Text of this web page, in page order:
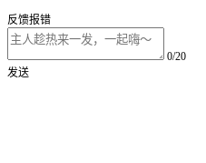
反馈报错
0/20
发送